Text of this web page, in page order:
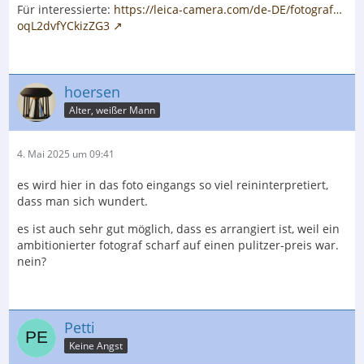
Für interessierte: https://leica-camera.com/de-DE/fotograf…
oqL2dvfYCkizZG3
hoersen
Alter, weißer Mann
4. Mai 2025 um 09:41
es wird hier in das foto eingangs so viel reininterpretiert,
dass man sich wundert.
es ist auch sehr gut möglich, dass es arrangiert ist, weil ein
ambitionierter fotograf scharf auf einen pulitzer-preis war.
nein?
Petti
Keine Angst